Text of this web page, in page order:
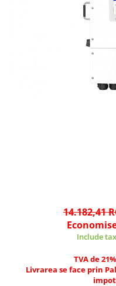
14.182,41
Include
TVA de
Livrarea se face prin